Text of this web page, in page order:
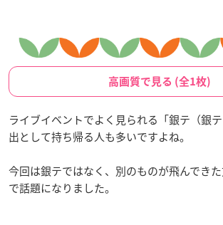
高画質で見る (全1枚)
ライブイベントでよく見られる「銀テ（銀
出として持ち帰る人も多いですよね。
今回は銀テではなく、別のものが飛んでき
で話題になりました。